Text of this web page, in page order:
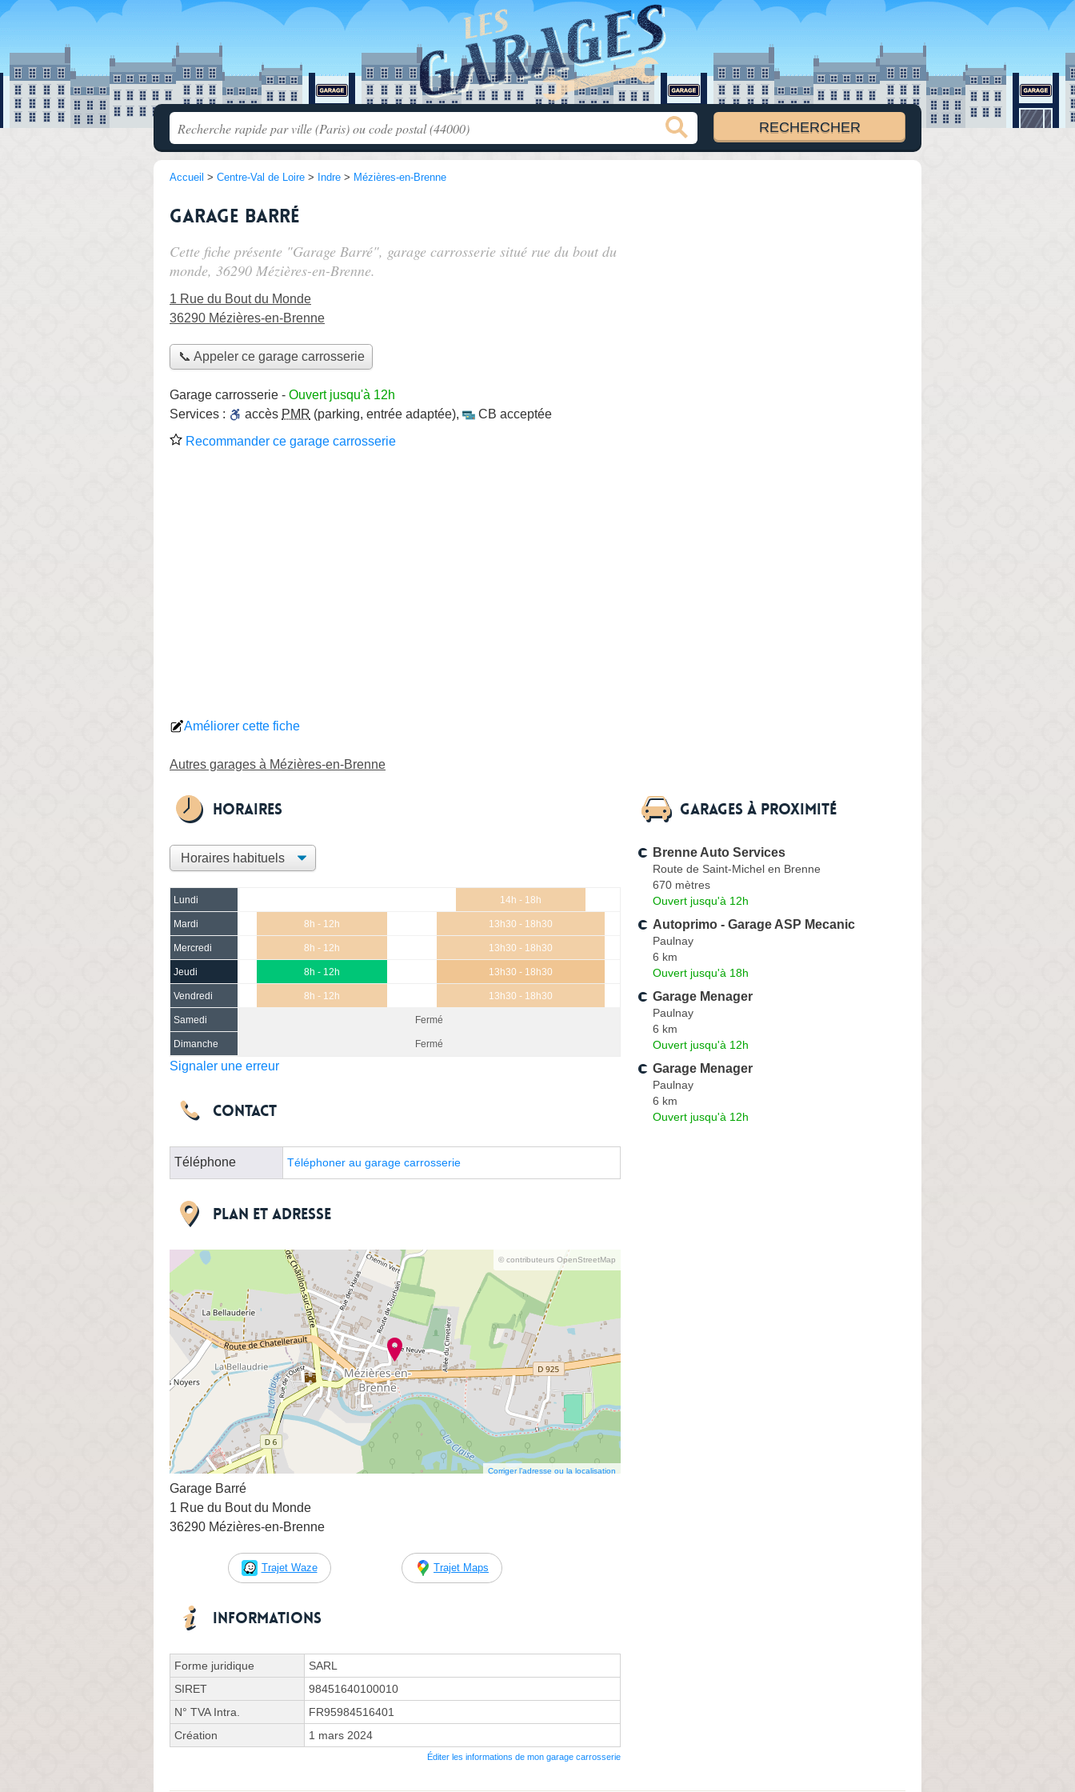
Accueil > Centre-Val de Loire > Indre > Mézières-en-Brenne
Garage Barré
Cette fiche présente "Garage Barré", garage carrosserie situé rue du bout du
monde, 36290 Mézières-en-Brenne.
1 Rue du Bout du Monde
36290 Mézières-en-Brenne
📞 Appeler ce garage carrosserie
Garage carrosserie - Ouvert jusqu'à 12h
Services :
accès PMR (parking, entrée adaptée),
CB acceptée
Recommander ce garage carrosserie
Améliorer cette fiche
Autres garages à Mézières-en-Brenne
Horaires
Lundi 14h - 18h
Mardi 8h - 12h 13h30 - 18h30
Mercredi 8h - 12h 13h30 - 18h30
Jeudi 8h - 12h 13h30 - 18h30
Vendredi 8h - 12h 13h30 - 18h30
Samedi Fermé
Dimanche Fermé
Signaler une erreur
Contact
Téléphone Téléphoner au garage carrosserie
Plan et adresse
© contributeurs OpenStreetMap
Corriger l’adresse ou la localisation
Garage Barré
1 Rue du Bout du Monde
36290 Mézières-en-Brenne
Trajet Waze Trajet Maps
Informations
Forme juridique
SARL
SIRET
98451640100010
N° TVA Intra.
FR95984516401
Création
1 mars 2024
Éditer les informations de mon garage carrosserie
Garages à proximité
Brenne Auto Services
Route de Saint-Michel en Brenne
670 mètres
Ouvert jusqu'à 12h
Autoprimo - Garage ASP Mecanic
Paulnay
6 km
Ouvert jusqu'à 18h
Garage Menager
Paulnay
6 km
Ouvert jusqu'à 12h
Garage Menager
Paulnay
6 km
Ouvert jusqu'à 12h